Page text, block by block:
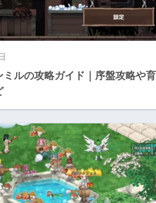
ミルの攻略ガイド｜序盤攻略や育